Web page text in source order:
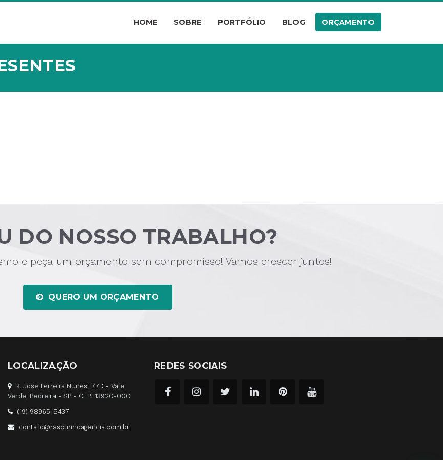
HOME SOBRE PORTFÓLIO BLOG ORÇAMENTO
DO NOSSO TRABALHO?
e peça um orçamento sem compromisso! Vamos crescer juntos!
QUERO UM ORÇAMENTO
LOCALIZAÇÃO
R. Jose Ferreira Nunes, 77D - Vale
Verde, Pedreira - SP - CEP: 13920-000
(19) 98965-5437
contato@rascunhoagencia.com.br
REDES SOCIAIS